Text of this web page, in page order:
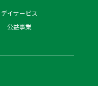
デイサービス
公益事業